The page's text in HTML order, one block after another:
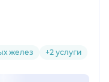
желез +2 услуги